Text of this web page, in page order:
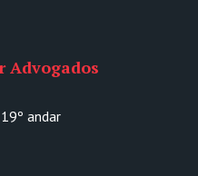
Advogados
andar